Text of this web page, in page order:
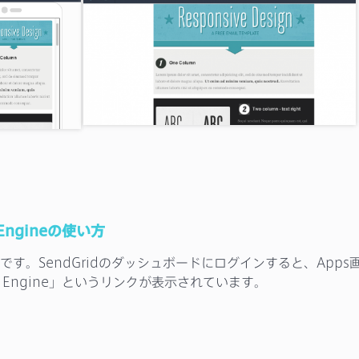
の使い方
す。SendGridのダッシュボードにログインすると、Apps
」というリンクが表示されています。